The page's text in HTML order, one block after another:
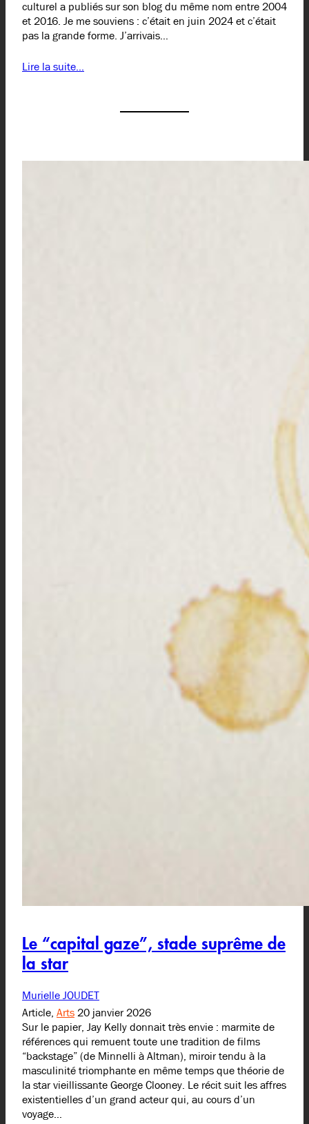
culturel a publiés sur son blog du même nom entre 2004
et 2016. Je me souviens : c’était en juin 2024 et c’était
pas la grande forme. J’arrivais…
Lire la suite…
Le “capital gaze”, stade suprême de
la star
Murielle JOUDET
Article, Arts20 janvier 2026
Sur le papier, Jay Kelly donnait très envie : marmite de
références qui remuent toute une tradition de films
“backstage” (de Minnelli à Altman), miroir tendu à la
masculinité triomphante en même temps que théorie de
la star vieillissante George Clooney. Le récit suit les affres
existentielles d’un grand acteur qui, au cours d’un
voyage…